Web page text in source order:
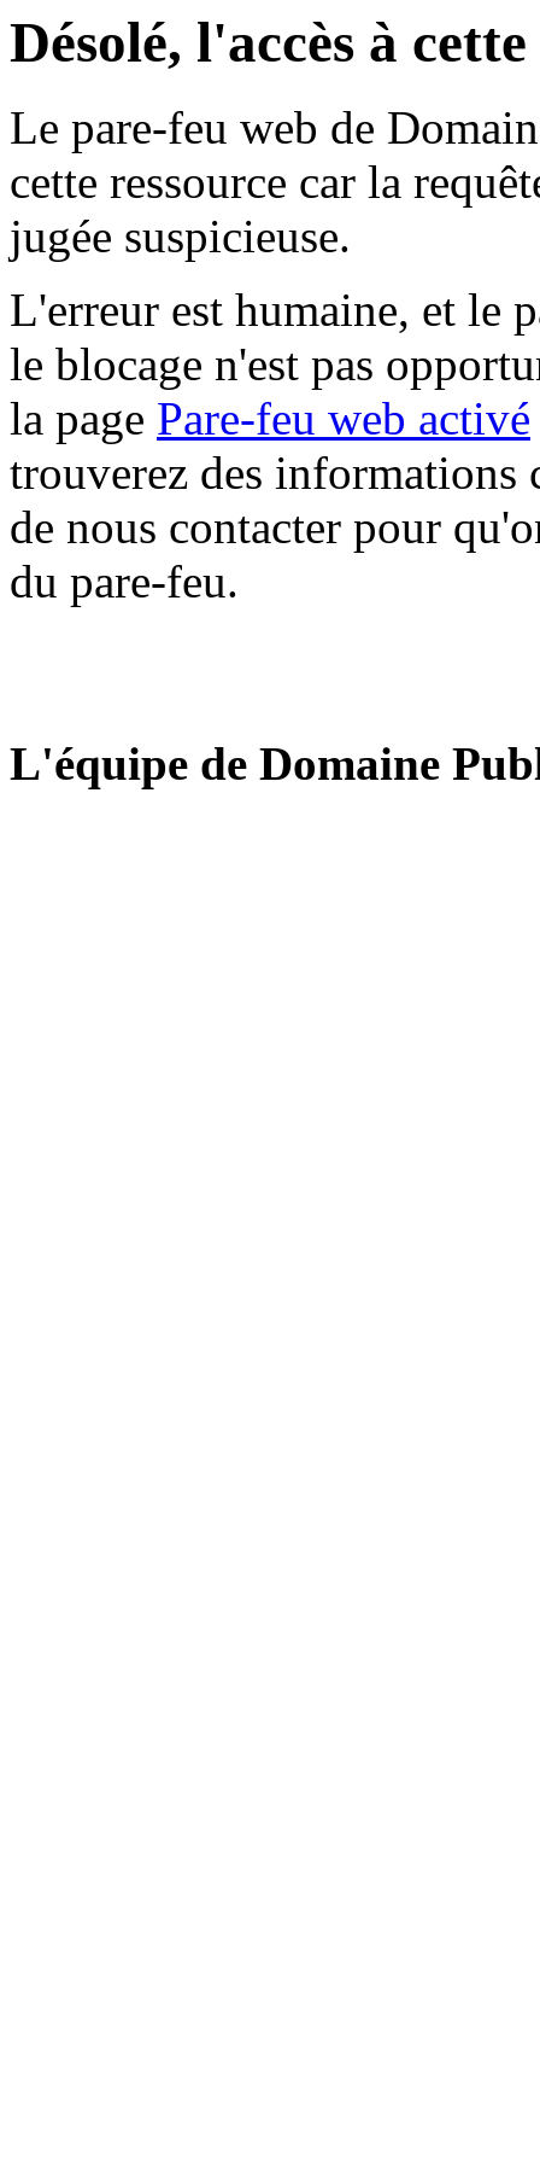
Désolé, l'accès à
Le pare-feu web de
cette ressource car la
jugée suspicieuse.
L'erreur est humaine, et le
le blocage n'est pas
la page Pare-feu web activé
trouverez des informations
de nous contacter pour
du pare-feu.
L'équipe de Domaine